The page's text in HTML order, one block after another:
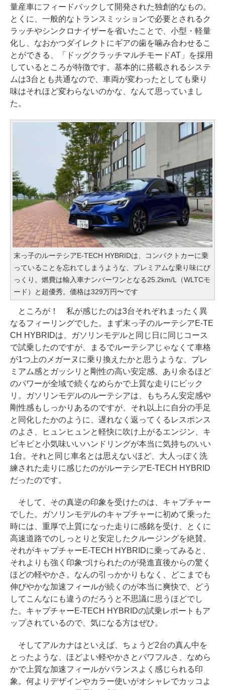
量産車にフィードバックして開発された独創的なもの。
とくに、一般的なトランスミッションで必要とされるク
ラッチやシンクロナイザーを省いたことで、小型・軽量
化し、なおかつダイレクトにギアの歯を噛み合わせるこ
とができる、「ドッグクラッチマルチモードAT」を採用
しているところが特徴です。基本的に搭載されるシステ
ムは3台とも共通なので、車両が変わったとしても乗り
味はそれほど変わらないのかな、なんて思っていまし
た。
末っ子のルーテシアE-TECH HYBRIDは、コンパクトカーに乗
っていることを忘れてしまうような、プレミアムな乗り味にび
っくり。燃費は輸入車ナンバーワンとなる25.2km/L（WLTCモ
ード）と超優秀。価格は329万円〜です
ところが！ 私が感じたのは3台それぞれまったく異
なるフィーリングでした。まず末っ子のルーテシアE-TE
CH HYBRIDは、ガソリンモデルと同じ日に同じコース
で試乗したのですが、まるでルーテシアじゃなくて車格
が1つ上のメガーヌに乗り換えたかと思うような、プレ
ミアム感とガッシリと剛性の高い安定感、あり余るほど
のパワーが全域で続くなめらかで上質な走りにビック
リ。ガソリンモデルのルーテシアは、もちろん安定感や
剛性感もしっかりあるのですが、それ以上に自分の手足
と同化したかのように、遅れなく返ってくるレスポンス
のよさ、ヒュンヒュンと軽快に吹け上がるエンジン、キ
ビキビと小気味いいハンドリングが本当に気持ちのいい
1台。それと同じ車名とは思えないほど、大人っぽく洗
練された走りに感じたのがルーテシアE-TECH HYBRID
だったのです。
そして、その真逆の印象を受けたのは、キャプチャー
でした。ガソリンモデルのキャプチャーに初めて乗った
時には、重厚で上質になった走りに感銘を受け、とくに
高速道路でのしっとりと安定したクルージングを絶賛。
それがキャプチャーE-TECH HYBRIDに乗ってみると、
それよりも強く印象づけられたのが発進直後からの驚く
ほどの軽やかさ。なんの引っかかりもなく、どこまでも
伸びやかな加速フィールが続くのが本当に爽快で、どう
してこんなにも違うのだろうと不思議に思うほどでし
た。キャプチャーE-TECH HYBRIDの試乗レポートもア
ップされているので、気になる方はぜひ。
そしてアルカナはといえば、ちょうど2台の真ん中を
とったような、ほどよい軽やかさとパワフルさ、なめら
かで上質な加速フィールがバランスよく感じられる印
象。何よりデザインやカラー使いがオシャレでカッコよ